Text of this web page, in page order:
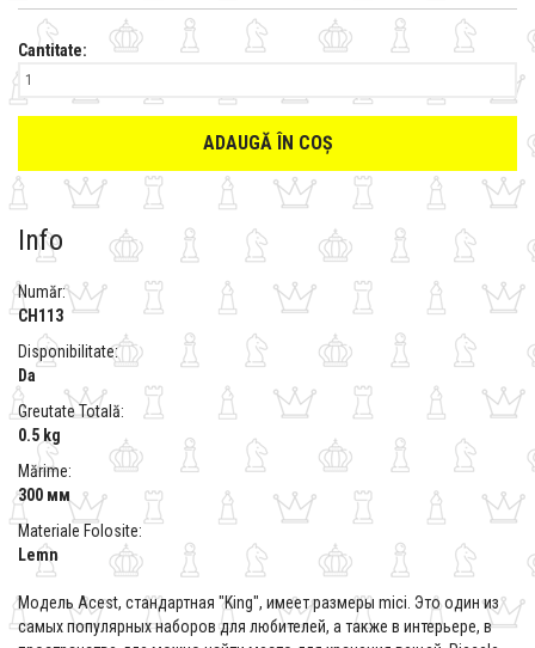
Cantitate:
ADAUGĂ ÎN COȘ
Info
Număr:
CH113
Disponibilitate:
Da
Greutate Totală:
0.5 kg
Mărime:
300 мм
Materiale Folosite:
Lemn
Модель Acest, стандартная "King", имеет размеры mici. Это один из
самых популярных наборов для любителей, а также в интерьере, в